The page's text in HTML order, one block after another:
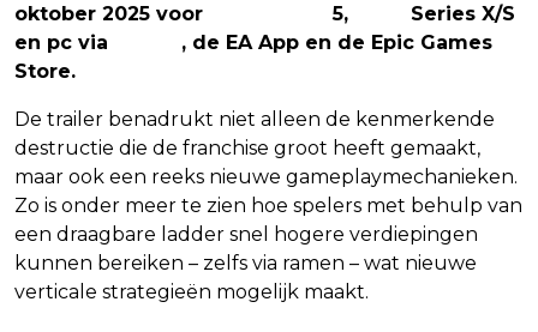
oktober 2025 voor
5,
Series X/S
en pc via
, de EA App en de Epic Games
Store.
De trailer benadrukt niet alleen de kenmerkende
destructie die de franchise groot heeft gemaakt,
maar ook een reeks nieuwe gameplaymechanieken.
Zo is onder meer te zien hoe spelers met behulp van
een draagbare ladder snel hogere verdiepingen
kunnen bereiken – zelfs via ramen – wat nieuwe
verticale strategieën mogelijk maakt.